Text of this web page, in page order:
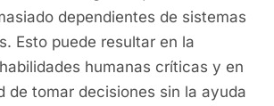
dependientes de sistemas
Esto puede resultar en la
humanas críticas y en
de tomar decisiones sin la ayuda